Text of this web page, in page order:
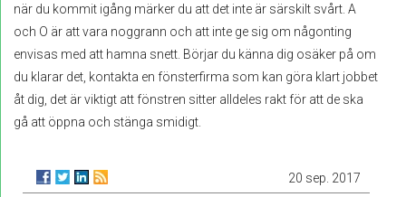
när du kommit igång märker du att det inte är särskilt svårt. A
och O är att vara noggrann och att inte ge sig om någonting
envisas med att hamna snett. Börjar du känna dig osäker på om
du klarar det, kontakta en fönsterfirma som kan göra klart jobbet
åt dig, det är viktigt att fönstren sitter alldeles rakt för att de ska
gå att öppna och stänga smidigt.
20 sep. 2017